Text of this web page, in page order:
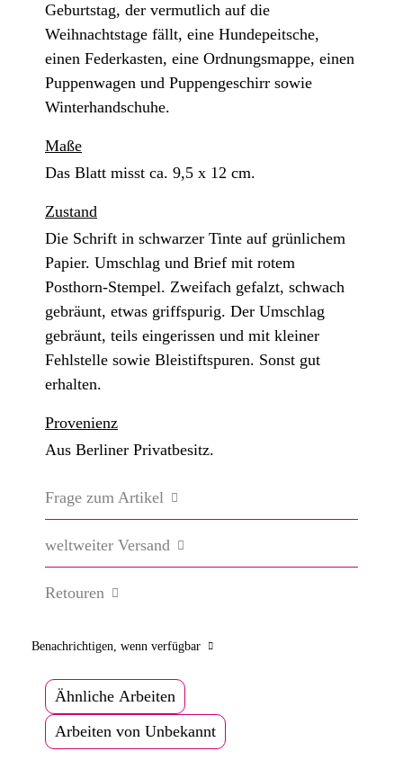
Geburtstag, der vermutlich auf die
Weihnachtstage fällt, eine Hundepeitsche,
einen Federkasten, eine Ordnungsmappe, einen
Puppenwagen und Puppengeschirr sowie
Winterhandschuhe.
Maße
Das Blatt misst ca. 9,5 x 12 cm.
Zustand
Die Schrift in schwarzer Tinte auf grünlichem
Papier. Umschlag und Brief mit rotem
Posthorn-Stempel. Zweifach gefalzt, schwach
gebräunt, etwas griffspurig. Der Umschlag
gebräunt, teils eingerissen und mit kleiner
Fehlstelle sowie Bleistiftspuren. Sonst gut
erhalten.
Provenienz
Aus Berliner Privatbesitz.
Frage zum Artikel
weltweiter Versand
Retouren
Benachrichtigen, wenn verfügbar
Ähnliche Arbeiten
Arbeiten von Unbekannt